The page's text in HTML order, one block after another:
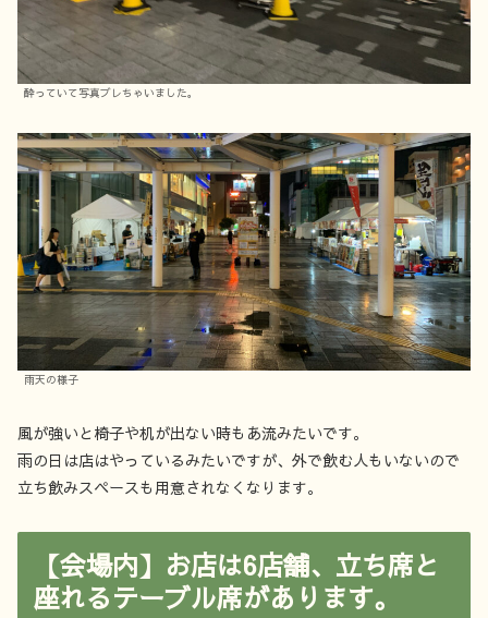
酔っていて写真ブレちゃいました。
雨天の様子
風が強いと椅子や机が出ない時もあ流みたいです。
雨の日は店はやっているみたいですが、外で飲む人もいないので
立ち飲みスペースも用意されなくなります。
【会場内】お店は6店舗、立ち席と
座れるテーブル席があります。